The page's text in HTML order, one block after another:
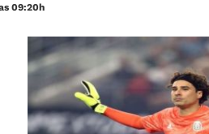
09:20h